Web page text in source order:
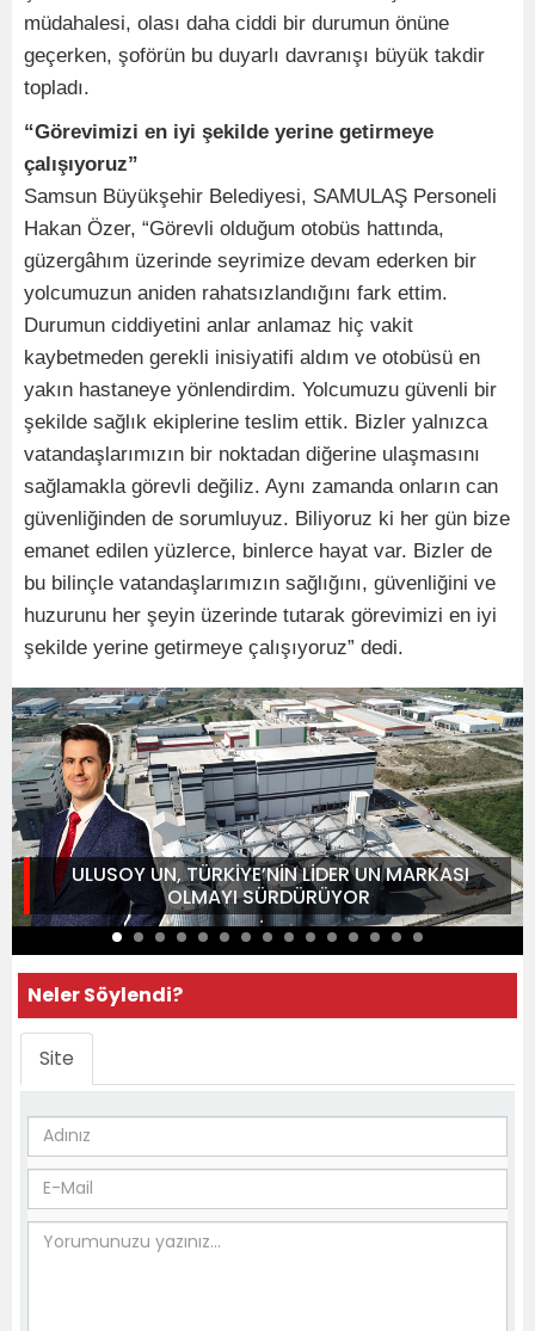
müdahalesi, olası daha ciddi bir durumun önüne
geçerken, şoförün bu duyarlı davranışı büyük takdir
topladı.
“Görevimizi en iyi şekilde yerine getirmeye
çalışıyoruz”
Samsun Büyükşehir Belediyesi, SAMULAŞ Personeli
Hakan Özer, “Görevli olduğum otobüs hattında,
güzergâhım üzerinde seyrimize devam ederken bir
yolcumuzun aniden rahatsızlandığını fark ettim.
Durumun ciddiyetini anlar anlamaz hiç vakit
kaybetmeden gerekli inisiyatifi aldım ve otobüsü en
yakın hastaneye yönlendirdim. Yolcumuzu güvenli bir
şekilde sağlık ekiplerine teslim ettik. Bizler yalnızca
vatandaşlarımızın bir noktadan diğerine ulaşmasını
sağlamakla görevli değiliz. Aynı zamanda onların can
güvenliğinden de sorumluyuz. Biliyoruz ki her gün bize
emanet edilen yüzlerce, binlerce hayat var. Bizler de
bu bilinçle vatandaşlarımızın sağlığını, güvenliğini ve
huzurunu her şeyin üzerinde tutarak görevimizi en iyi
şekilde yerine getirmeye çalışıyoruz” dedi.
ULUSOY UN, TÜRKİYE’NİN LİDER UN MARKASI
OLMAYI SÜRDÜRÜYOR
Neler Söylendi?
Site